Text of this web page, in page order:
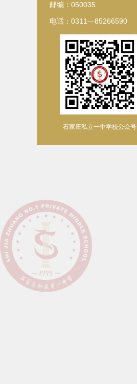
邮编：050035
电话：0311—85266590
石家庄私立一中学校公众号